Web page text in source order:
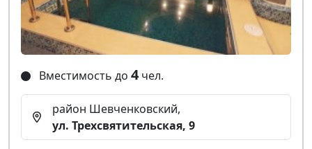
Вместимость до 4 чел.
район Шевченковский,
ул. Трехсвятительская, 9